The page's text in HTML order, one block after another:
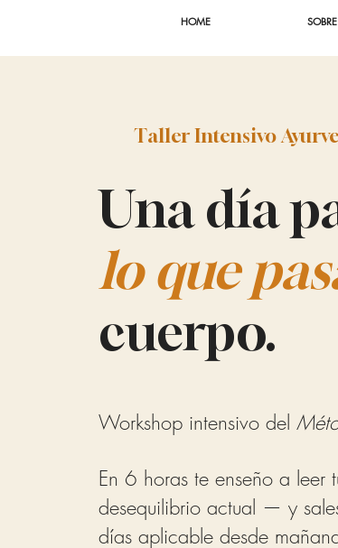
HOME
Taller Intensivo
Una día
lo que
cuerpo.
Workshop intensivo del
En 6 horas te enseño a leer
desequilibrio actual — y
días aplicable desde